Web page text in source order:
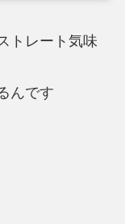
トレート気味
んです